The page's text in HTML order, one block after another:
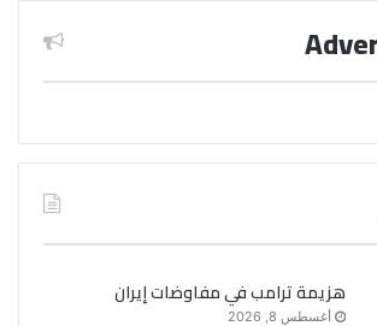
هزيمة ترامب في مفاوضات إيران
أغسطس 8, 2026